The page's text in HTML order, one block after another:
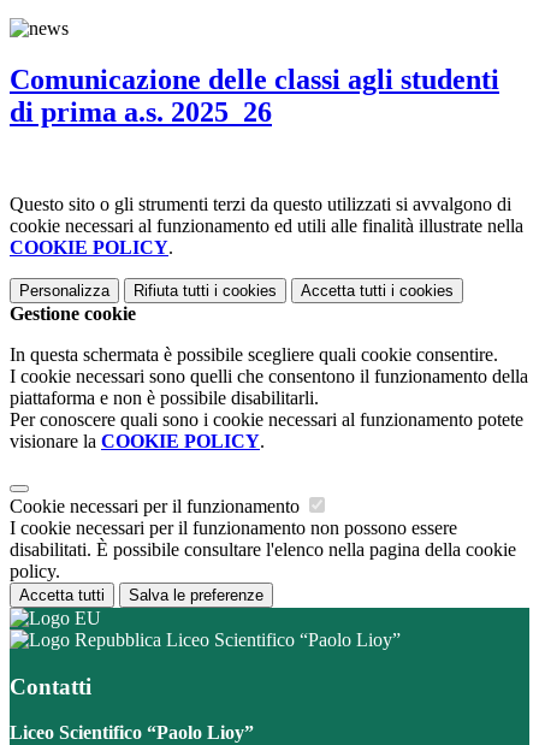
Comunicazione delle classi agli studenti
di prima a.s. 2025_26
Questo sito o gli strumenti terzi da questo utilizzati si avvalgono di
cookie necessari al funzionamento ed utili alle finalità illustrate nella
COOKIE POLICY.
Personalizza Rifiuta tutti i cookies Accetta tutti i cookies
Gestione cookie
In questa schermata è possibile scegliere quali cookie consentire.
I cookie necessari sono quelli che consentono il funzionamento della
piattaforma e non è possibile disabilitarli.
Per conoscere quali sono i cookie necessari al funzionamento potete
visionare la COOKIE POLICY.
Cookie necessari per il funzionamento
I cookie necessari per il funzionamento non possono essere
disabilitati. È possibile consultare l'elenco nella pagina della cookie
policy.
Accetta tutti Salva le preferenze
Liceo Scientifico “Paolo Lioy”
Contatti
Liceo Scientifico “Paolo Lioy”